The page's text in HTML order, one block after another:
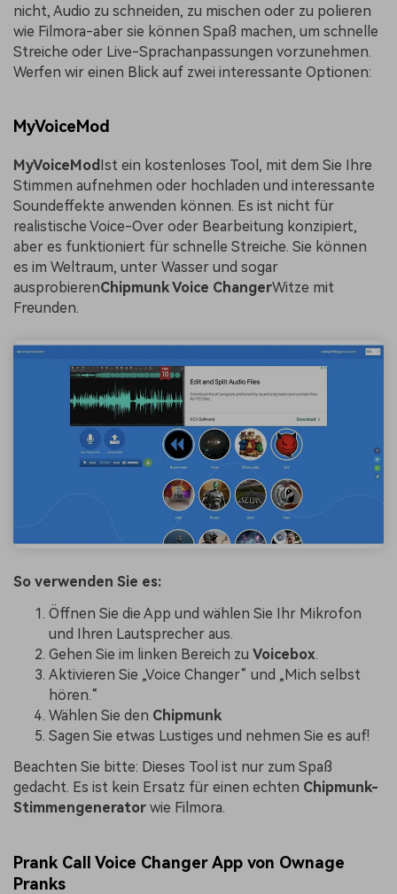
nicht, Audio zu schneiden, zu mischen oder zu polieren
wie Filmora-aber sie können Spaß machen, um schnelle
Streiche oder Live-Sprachanpassungen vorzunehmen.
Werfen wir einen Blick auf zwei interessante Optionen:
MyVoiceMod
MyVoiceMod Ist ein kostenloses Tool, mit dem Sie Ihre
Stimmen aufnehmen oder hochladen und interessante
Soundeffekte anwenden können. Es ist nicht für
realistische Voice-Over oder Bearbeitung konzipiert,
aber es funktioniert für schnelle Streiche. Sie können
es im Weltraum, unter Wasser und sogar
ausprobierenChipmunk Voice ChangerWitze mit
Freunden.
So verwenden Sie es:
Öffnen Sie die App und wählen Sie Ihr Mikrofon
und Ihren Lautsprecher aus.
Gehen Sie im linken Bereich zu Voicebox.
Aktivieren Sie „Voice Changer“ und „Mich selbst
hören.“
Wählen Sie den Chipmunk
Sagen Sie etwas Lustiges und nehmen Sie es auf!
Beachten Sie bitte: Dieses Tool ist nur zum Spaß
gedacht. Es ist kein Ersatz für einen echten Chipmunk-
Stimmengenerator wie Filmora.
Prank Call Voice Changer App von Ownage
Pranks